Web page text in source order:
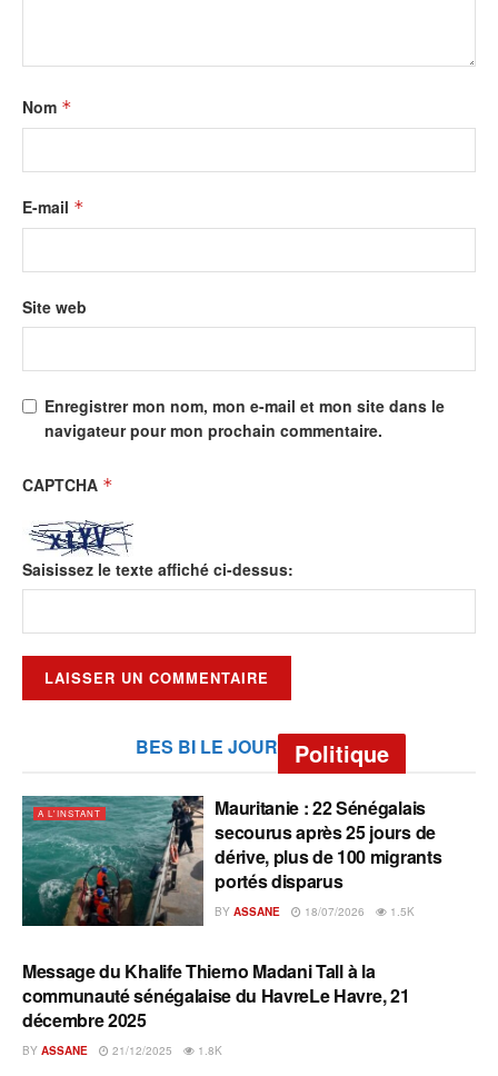
Nom *
E-mail *
Site web
Enregistrer mon nom, mon e-mail et mon site dans le
navigateur pour mon prochain commentaire.
CAPTCHA *
Saisissez le texte affiché ci-dessus:
BES BI LE JOUR Politique
A L'INSTANT
Mauritanie : 22 Sénégalais
secourus après 25 jours de
dérive, plus de 100 migrants
portés disparus
BY ASSANE 18/07/2026 1.5K
A L'INSTANT
Message du Khalife Thierno Madani Tall à la
communauté sénégalaise du HavreLe Havre, 21
décembre 2025
BY ASSANE 21/12/2025 1.8K